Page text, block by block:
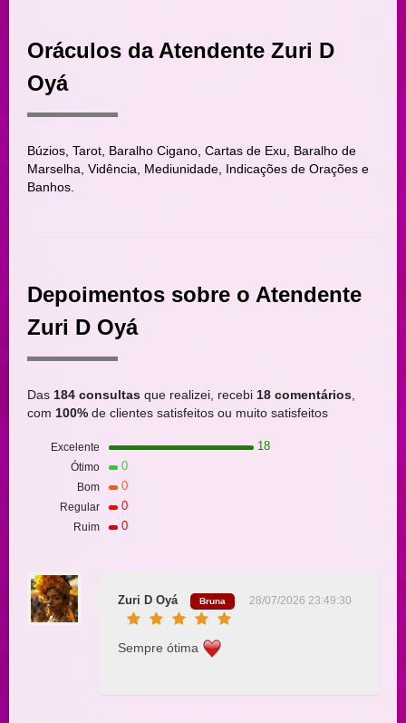
Oráculos da Atendente Zuri D
Oyá
Búzios, Tarot, Baralho Cigano, Cartas de Exu, Baralho de
Marselha, Vidência, Mediunidade, Indicações de Orações e
Banhos.
Depoimentos sobre o Atendente
Zuri D Oyá
Das 184 consultas que realizei, recebi 18 comentários
com 100% de clientes satisfeitos ou muito satisfeitos
Excelente 18
Ótimo 0
Bom 0
Regular 0
Ruim 0
Zuri D Oyá Bruna 28/07/2026 23:49:30
Sempre ótima